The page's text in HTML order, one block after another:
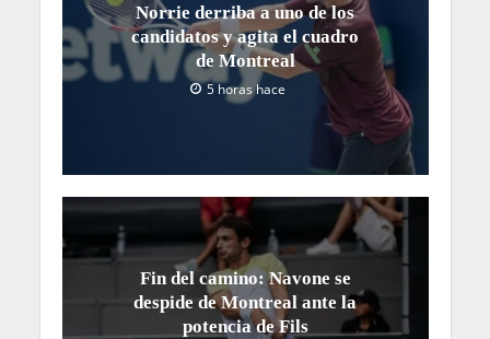
Norrie derriba a uno de los
candidatos y agita el cuadro
de Montreal
5 horas hace
Fin del camino: Navone se
despide de Montreal ante la
potencia de Fils